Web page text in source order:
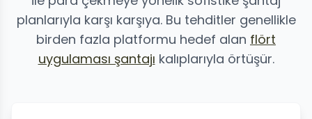
planlarıyla karşı karşıya. Bu tehditler genellikle
birden fazla platformu hedef alan flört
uygulaması şantajı kalıplarıyla örtüşür.